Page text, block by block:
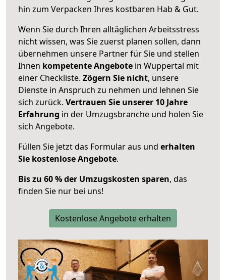
hin zum Verpacken Ihres kostbaren Hab & Gut.
Wenn Sie durch Ihren alltäglichen Arbeitsstress
nicht wissen, was Sie zuerst planen sollen, dann
übernehmen unsere Partner für Sie und stellen
Ihnen kompetente Angebote in Wuppertal mit
einer Checkliste. Zögern Sie nicht, unsere
Dienste in Anspruch zu nehmen und lehnen Sie
sich zurück. Vertrauen Sie unserer 10 Jahre
Erfahrung in der Umzugsbranche und holen Sie
sich Angebote.
Füllen Sie jetzt das Formular aus und erhalten
Sie kostenlose Angebote.
Bis zu 60 % der Umzugskosten sparen, das
finden Sie nur bei uns!
Kostenlose Angebote erhalten